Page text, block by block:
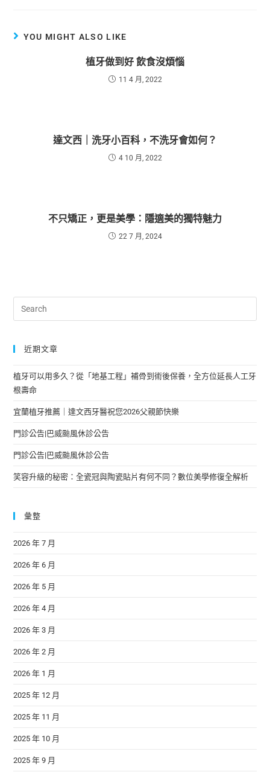
YOU MIGHT ALSO LIKE
植牙做到好 飲食沒煩惱
11 4 月, 2022
達文西｜洗牙小百科，不洗牙會如何？
4 10 月, 2022
不只矯正，更是美學：隱適美的獨特魅力
22 7 月, 2024
近期文章
植牙可以用多久？從「地基工程」補骨到術後保養，全方位延長人工牙
根壽命
宜蘭植牙推薦｜達文西牙醫祝您2026父親節快樂
門診公告|巴威颱風休診公告
門診公告|巴威颱風休診公告
笑容升級的秘密：全瓷冠與陶瓷貼片有何不同？數位美學修復全解析
彙整
2026 年 7 月
2026 年 6 月
2026 年 5 月
2026 年 4 月
2026 年 3 月
2026 年 2 月
2026 年 1 月
2025 年 12 月
2025 年 11 月
2025 年 10 月
2025 年 9 月